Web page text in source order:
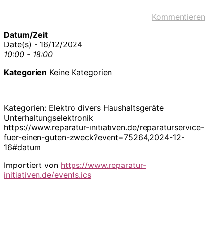
Kommentieren
Datum/Zeit
Date(s) - 16/12/2024
10:00 - 18:00
Kategorien Keine Kategorien
Kategorien: Elektro divers Haushaltsgeräte
Unterhaltungselektronik
https://www.reparatur-initiativen.de/reparaturservice-
fuer-einen-guten-zweck?event=75264,2024-12-
16#datum
Importiert von https://www.reparatur-
initiativen.de/events.ics